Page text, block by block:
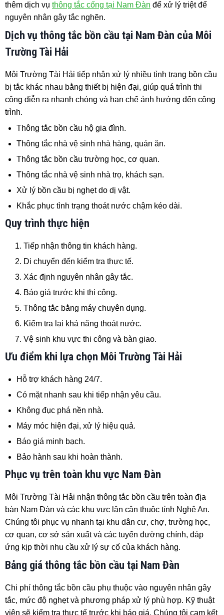
thêm dịch vụ thông tắc cống tại Nam Đàn để xử lý triệt để
nguyên nhân gây tắc nghẽn.
Dịch vụ thông tắc bồn cầu tại Nam Đàn của Môi
Trường Tài Hải
Môi Trường Tài Hải tiếp nhận xử lý nhiều tình trạng bồn cầu
bị tắc khác nhau bằng thiết bị hiện đại, giúp quá trình thi
công diễn ra nhanh chóng và hạn chế ảnh hưởng đến công
trình.
Thông tắc bồn cầu hộ gia đình.
Thông tắc nhà vệ sinh nhà hàng, quán ăn.
Thông tắc bồn cầu trường học, cơ quan.
Thông tắc nhà vệ sinh nhà trọ, khách sạn.
Xử lý bồn cầu bị nghẹt do dị vật.
Khắc phục tình trạng thoát nước chậm kéo dài.
Quy trình thực hiện
Tiếp nhận thông tin khách hàng.
Di chuyển đến kiểm tra thực tế.
Xác định nguyên nhân gây tắc.
Báo giá trước khi thi công.
Thông tắc bằng máy chuyên dụng.
Kiểm tra lại khả năng thoát nước.
Vệ sinh khu vực thi công và bàn giao.
Ưu điểm khi lựa chọn Môi Trường Tài Hải
Hỗ trợ khách hàng 24/7.
Có mặt nhanh sau khi tiếp nhận yêu cầu.
Không đục phá nền nhà.
Máy móc hiện đại, xử lý hiệu quả.
Báo giá minh bạch.
Bảo hành sau khi hoàn thành.
Phục vụ trên toàn khu vực Nam Đàn
Môi Trường Tài Hải nhận thông tắc bồn cầu trên toàn địa
bàn Nam Đàn và các khu vực lân cận thuộc tỉnh Nghệ An.
Chúng tôi phục vụ nhanh tại khu dân cư, chợ, trường học,
cơ quan, cơ sở sản xuất và các tuyến đường chính, đáp
ứng kịp thời nhu cầu xử lý sự cố của khách hàng.
Bảng giá thông tắc bồn cầu tại Nam Đàn
Chi phí thông tắc bồn cầu phụ thuộc vào nguyên nhân gây
tắc, mức độ nghẹt và phương pháp xử lý phù hợp. Kỹ thuật
viên sẽ kiểm tra thực tế trước khi báo giá. Chúng tôi cam kết